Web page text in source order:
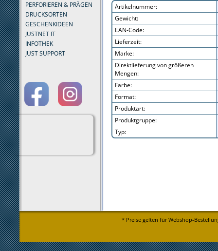
PERFORIEREN & PRÄGEN
DRUCKSORTEN
GESCHENKIDEEN
JUSTNET IT
INFOTHEK
JUST SUPPORT
Artikelnummer:
Gewicht:
EAN-Code:
Lieferzeit:
Marke:
Direktlieferung von größeren
Mengen:
Farbe:
Format:
Produktart:
Produktgruppe:
Typ:
* Preise gelten für Webshop-